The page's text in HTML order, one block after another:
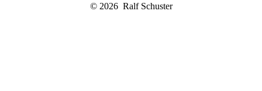
© 2026 Ralf Schuster